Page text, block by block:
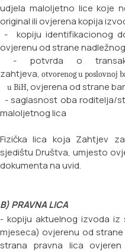
udjela maloljetno lice koje
original ili ovjerena kopija
- kopiju identifikacionog
ovjerenu od strane nadležnog
- potvrda o
zahtjeva, otvorenog u poslovnoj
u BiH, ovjerena od strane
- saglasnost oba roditelja/
maloljetnog lica
Fizička lica koja Zahtjev
sjedištu Društva, umjesto
dokumenta na uvid.
B) PRAVNA LICA
- kopiju aktuelnog izvoda
mjeseca) ovjerenu od
strana pravna lica